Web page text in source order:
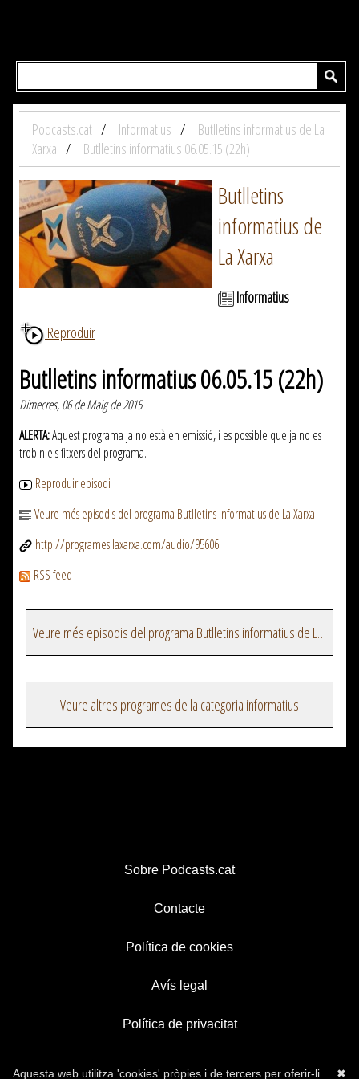
Podcasts.cat Informatius
Butlletins informatius de La
Xarxa
Butlletins informatius 06.05.15 (22h)
Butlletins
informatius de
La Xarxa
Informatius
Reproduir
Butlletins informatius 06.05.15 (22h)
Dimecres, 06 de Maig de 2015
ALERTA:Aquest programa ja no està en emissió, i es possible que ja no es
trobin els fitxers del programa.
Reproduir episodi
Veure més episodis del programa Butlletins informatius de La Xarxa
http://programes.laxarxa.com/audio/95606
RSS feed
Veure més episodis del programa Butlletins informatius de La Xarxa
Veure altres programes de la categoria informatius
Sobre Podcasts.cat
Contacte
Política de cookies
Avís legal
Política de privacitat
✖
Aquesta web utilitza 'cookies' pròpies i de tercers per oferir-li